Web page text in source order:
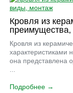
Кровля из
Кровля из
характеристиками
она представлена
Подробнее →